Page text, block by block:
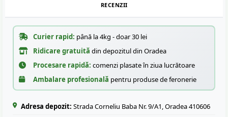
RECENZII
Curier rapid: până la 4kg - doar 30 lei
Ridicare gratuită din depozitul din Oradea
Procesare rapidă: comenzi plasate în ziua lucrătoare
Ambalare profesională pentru produse de feronerie
Adresa depozit: Strada Corneliu Baba Nr. 9/A1, Oradea 410606